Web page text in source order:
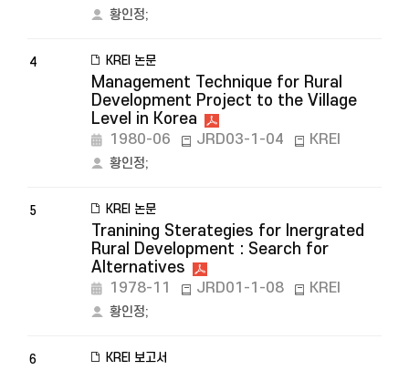
황인정;
4 KREI 논문
Management Technique for Rural
Development Project to the Village
Level in Korea
1980-06 JRD03-1-04 KREI
황인정;
5 KREI 논문
Tranining Sterategies for Inergrated
Rural Development : Search for
Alternatives
1978-11 JRD01-1-08 KREI
황인정;
6 KREI 보고서